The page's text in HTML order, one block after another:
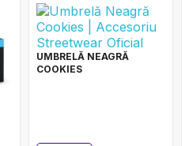
UMBRELĂ NEAGRĂ
COOKIES